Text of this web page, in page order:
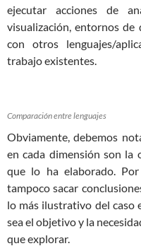
ejecutar acciones de
visualización, entornos de
con otros lenguajes/
trabajo existentes.
Comparación entre lenguajes
Obviamente, debemos
en cada dimensión son la
que lo ha elaborado.
tampoco sacar
lo más ilustrativo del caso
sea el objetivo y la
que explorar.